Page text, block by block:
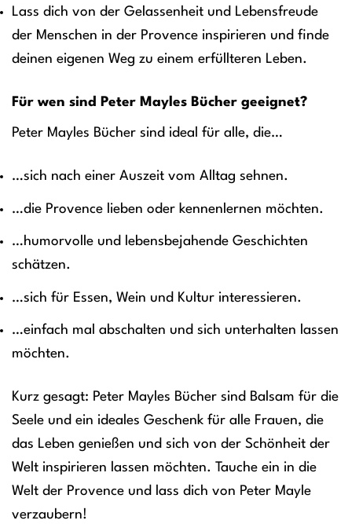
Lass dich von der Gelassenheit und Lebensfreude
der Menschen in der Provence inspirieren und finde
deinen eigenen Weg zu einem erfüllteren Leben.
Für wen sind Peter Mayles Bücher geeignet?
Peter Mayles Bücher sind ideal für alle, die…
…sich nach einer Auszeit vom Alltag sehnen.
…die Provence lieben oder kennenlernen möchten.
…humorvolle und lebensbejahende Geschichten
schätzen.
…sich für Essen, Wein und Kultur interessieren.
…einfach mal abschalten und sich unterhalten lassen
möchten.
Kurz gesagt: Peter Mayles Bücher sind Balsam für die
Seele und ein ideales Geschenk für alle Frauen, die
das Leben genießen und sich von der Schönheit der
Welt inspirieren lassen möchten. Tauche ein in die
Welt der Provence und lass dich von Peter Mayle
verzaubern!